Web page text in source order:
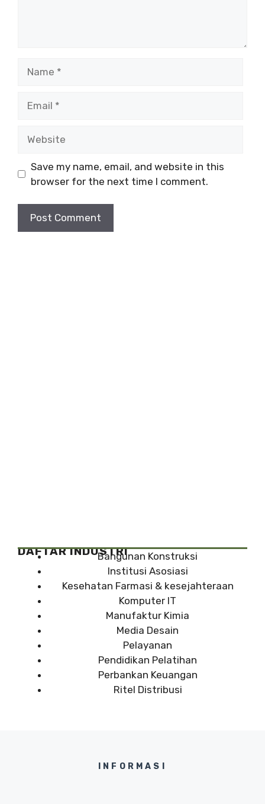
Save my name, email, and website in this
browser for the next time I comment.
DAFTAR INDUSTRIBangunan Konstruksi
Institusi Asosiasi
Kesehatan Farmasi & kesejahteraan
Komputer IT
Manufaktur Kimia
Media Desain
Pelayanan
Pendidikan Pelatihan
Perbankan Keuangan
Ritel Distribusi
INFORMASI